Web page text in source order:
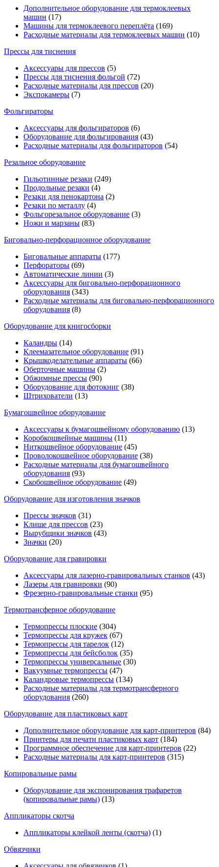
Дополнительное оборудование для термоклеевых
машин (17)
Машины для термоклеевого переплёта (169)
Расходные материалы для термоклеевых машин (10)
Прессы для тиснения
Аксессуары для прессов (5)
Прессы для тиснения фольгой (72)
Расходные материалы для прессов (20)
Экспокамеры (7)
Фольгираторы
Аксессуары для фольгираторов (6)
Оборудование для фольгирования (43)
Расходные материалы для фольгираторов (54)
Резальное оборудование
Гильотинные резаки (249)
Продольные резаки (4)
Резаки для пенокартона (2)
Резаки по металлу (4)
Фольгорезальное оборудование (3)
Ножи и марзаны (83)
Биговально-перфорационное оборудование
Биговальные аппараты (177)
Перфораторы (69)
Автоматические линии (3)
Аксессуары для биговально-перфорационного
оборудования (343)
Расходные материалы для биговально-перфорационного
оборудования (8)
Оборудование для книгосборки
Каландры (14)
Клеемазательное оборудование (91)
Крышкоделательные аппараты (66)
Оберточные машины (2)
Обжимные прессы (90)
Оборудование для фотокниг (38)
Штрихователи (13)
Бумагошвейное оборудование
Аксессуары к бумагошвейному оборудованию (13)
Коробкошвейные машины (11)
Ниткошвейное оборудование (45)
Проволокошвейное оборудование (38)
Расходные материалы для бумагошвейного
оборудования (93)
Скобошвейное оборудование (49)
Оборудование для изготовления значков
Прессы значков (31)
Клише для прессов (23)
Вырубщики значков (43)
Значки (20)
Оборудование для гравировки
Аксессуары для лазерно-гравировальных станков (43)
Лазеры для гравировки (90)
Фрезерно-гравировальные станки (95)
Термотрансферное оборудование
Термопрессы плоские (304)
Термопрессы для кружек (67)
Термопрессы для тарелок (12)
Термопрессы для бейсболок (35)
Термопрессы универсальные (30)
Вакуумные термопрессы (47)
Каландровые термопрессы (134)
Расходные материалы для термотрансферного
оборудования (260)
Оборудование для пластиковых карт
Дополнительное оборудование для карт-принтеров (84)
Принтеры для печати пластиковых карт (184)
Программное обеспечение для карт-принтеров (22)
Расходные материалы для карт-принтеров (315)
Копировальные рамы
Оборудование для экспонирования трафаретов
(копировальные рамы) (13)
Аппликаторы скотча
Аппликаторы клейкой ленты (скотча) (1)
Обвязчики